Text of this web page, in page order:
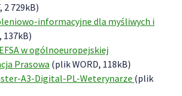
2 729kB)
informacyjne dla myśliwych i
137kB)
w ogólnoeuropejskiej
Prasowa (plik WORD, 118kB)
A3-Digital-PL-Weterynarze (plik